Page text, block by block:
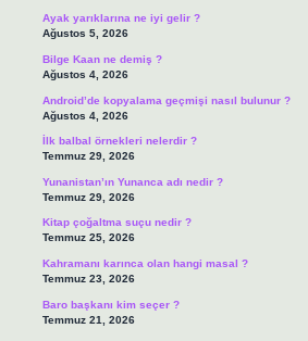
Ayak yarıklarına ne iyi gelir ?
Ağustos 5, 2026
Bilge Kaan ne demiş ?
Ağustos 4, 2026
Android’de kopyalama geçmişi nasıl bulunur ?
Ağustos 4, 2026
İlk balbal örnekleri nelerdir ?
Temmuz 29, 2026
Yunanistan’ın Yunanca adı nedir ?
Temmuz 29, 2026
Kitap çoğaltma suçu nedir ?
Temmuz 25, 2026
Kahramanı karınca olan hangi masal ?
Temmuz 23, 2026
Baro başkanı kim seçer ?
Temmuz 21, 2026